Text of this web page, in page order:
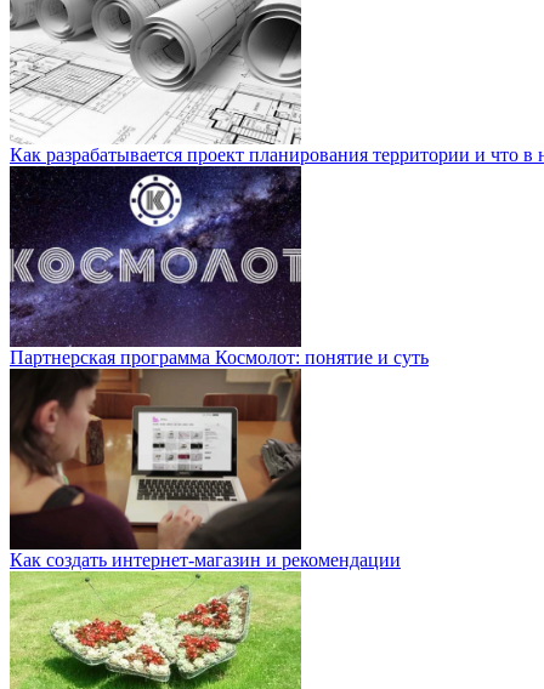
Как разрабатывается проект планирования территории и что в
Партнерская программа Космолот: понятие и суть
Как создать интернет-магазин и рекомендации